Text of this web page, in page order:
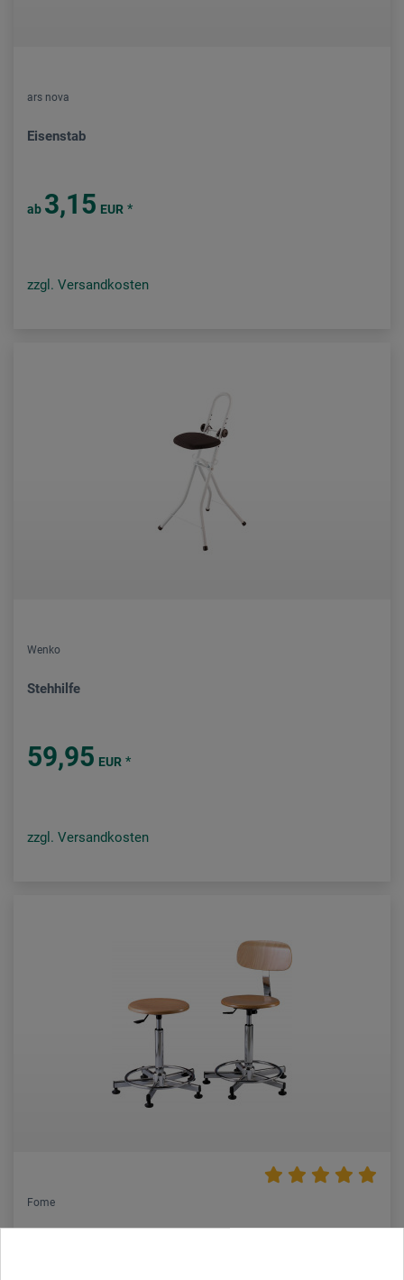
ars nova
Eisenstab
ab 3,15 EUR *
zzgl. Versandkosten
Wenko
Stehhilfe
59,95 EUR *
zzgl. Versandkosten
Fome